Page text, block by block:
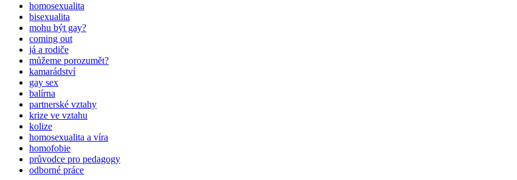
homosexualita
bisexualita
mohu být gay?
coming out
já a rodiče
můžeme porozumět?
kamarádství
gay sex
balírna
partnerské vztahy
krize ve vztahu
kolize
homosexualita a víra
homofobie
průvodce pro pedagogy
odborné práce